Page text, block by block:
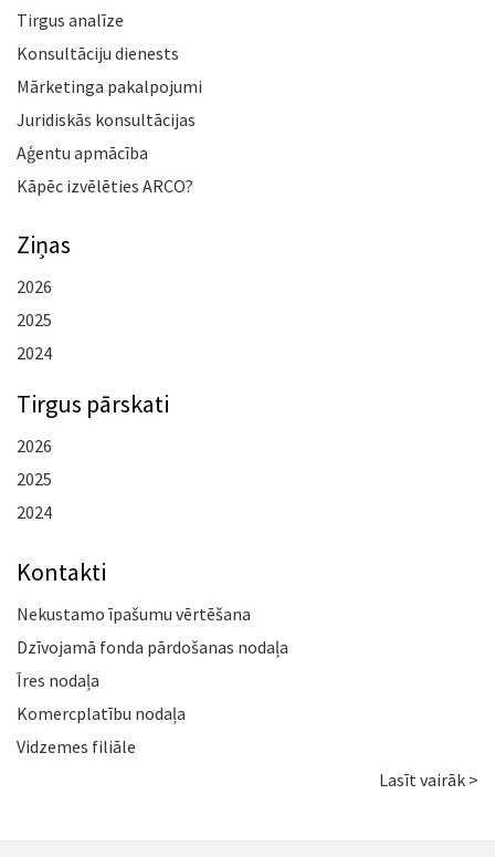
Tirgus analīze
Konsultāciju dienests
Mārketinga pakalpojumi
Juridiskās konsultācijas
Aģentu apmācība
Kāpēc izvēlēties ARCO?
Ziņas
2026
2025
2024
Tirgus pārskati
2026
2025
2024
Kontakti
Nekustamo īpašumu vērtēšana
Dzīvojamā fonda pārdošanas nodaļa
Īres nodaļa
Komercplatību nodaļa
Vidzemes filiāle
Lasīt vairāk >